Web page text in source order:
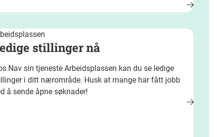
stillinger nå
Nav sin tjeneste Arbeidsplassen kan du se ledige
i ditt nærområde. Husk at mange har fått jobb
å sende åpne søknader!